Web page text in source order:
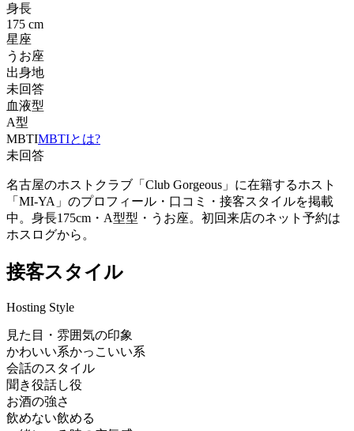
身長
175 cm
星座
うお座
出身地
未回答
血液型
A型
MBTIMBTIとは?
未回答
名古屋のホストクラブ「Club Gorgeous」に在籍するホスト
「MI-YA」のプロフィール・口コミ・接客スタイルを掲載
中。身長175cm・A型型・うお座。初回来店のネット予約は
ホスログから。
接客スタイル
Hosting Style
見た目・雰囲気の印象
かわいい系かっこいい系
会話のスタイル
聞き役話し役
お酒の強さ
飲めない飲める